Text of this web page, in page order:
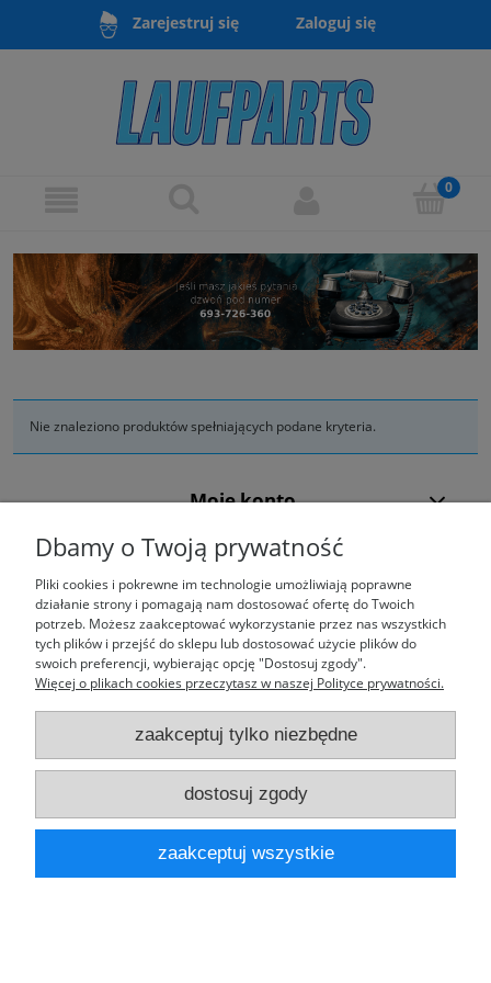
Zarejestruj się Zaloguj się
Nie znaleziono produktów spełniających podane kryteria.
Moje konto
Laufparts
pokaż pełną wersję strony
Sklep internetowy Shoper.pl
Dbamy o Twoją prywatność
Pliki cookies i pokrewne im technologie umożliwiają poprawne
działanie strony i pomagają nam dostosować ofertę do Twoich
potrzeb. Możesz zaakceptować wykorzystanie przez nas wszystkich
tych plików i przejść do sklepu lub dostosować użycie plików do
swoich preferencji, wybierając opcję "Dostosuj zgody".
Więcej o plikach cookies przeczytasz w naszej Polityce prywatności.
zaakceptuj tylko niezbędne
dostosuj zgody
zaakceptuj wszystkie